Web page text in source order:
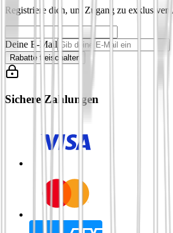
Registriere dich, um Zugang zu exklusiven
Deine E-Mail
Rabatte freischalten
Sichere Zahlungen